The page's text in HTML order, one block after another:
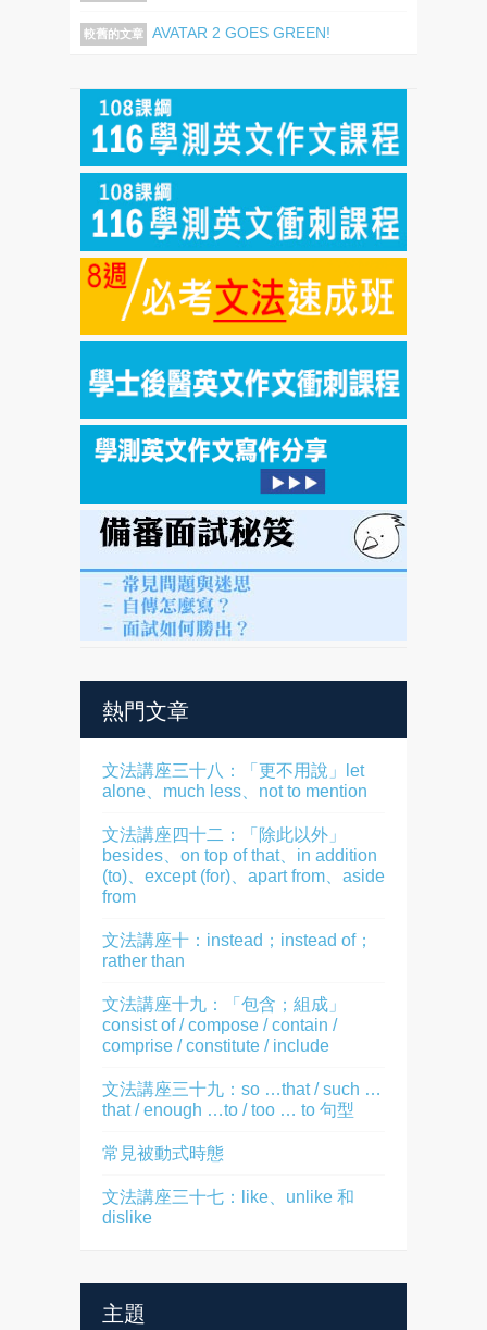
較舊的文章 AVATAR 2 GOES GREEN!
熱門文章
文法講座三十八：「更不用說」let
alone、much less、not to mention
文法講座四十二：「除此以外」
besides、on top of that、in addition
(to)、except (for)、apart from、aside
from
文法講座十：instead；instead of；
rather than
文法講座十九：「包含；組成」
consist of / compose / contain /
comprise / constitute / include
文法講座三十九：so …that / such …
that / enough …to / too … to 句型
常見被動式時態
文法講座三十七：like、unlike 和
dislike
主題